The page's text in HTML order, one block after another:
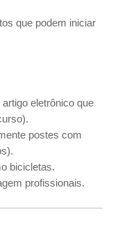
que podem iniciar
eletrônico que
postes com
bicicletas.
profissionais.